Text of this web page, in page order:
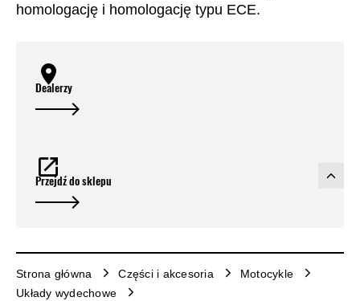
homologację i homologację typu ECE.
Dealerzy
Przejdź do sklepu
Strona główna Części i akcesoria
Motocykle
Układy wydechowe